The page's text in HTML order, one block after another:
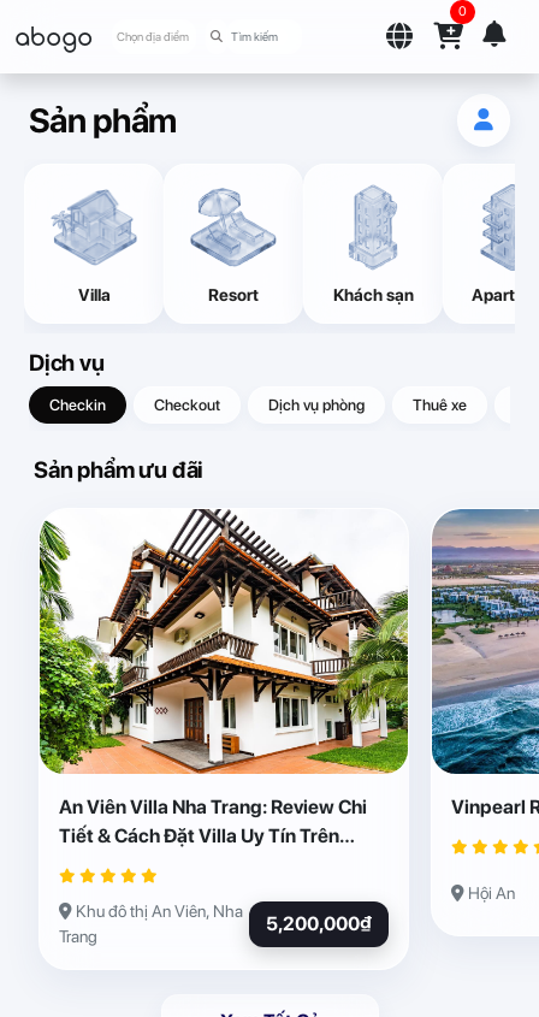
abogo Chọn địa điểm
0
Sản phẩm
Villa Resort Khách sạn
Dịch vụ
Checkin Checkout Dịch vụ phòng Thuê xe
Sản phẩm ưu đãi
An Viên Villa Nha Trang: Review Chi
Tiết & Cách Đặt Villa Uy Tín Trên
Abogo
Khu đô thị An Viên, Nha
Trang
5,200,000₫
Vinpearl
Hội An